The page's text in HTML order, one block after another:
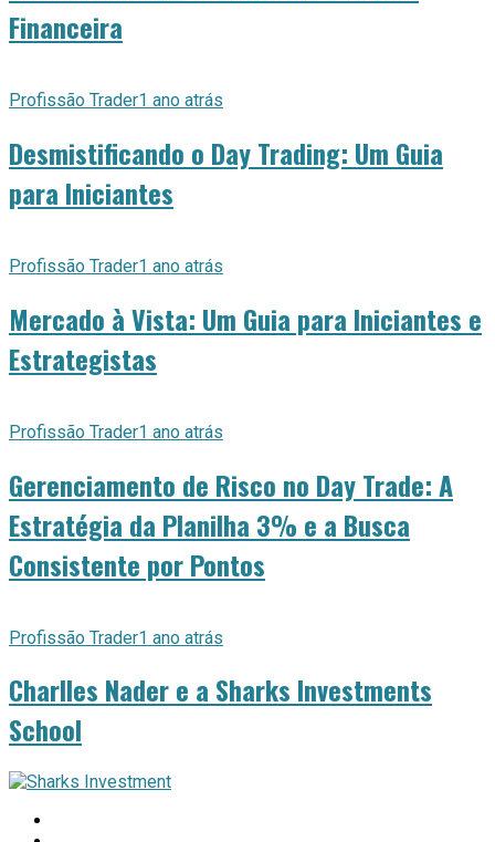
Financeira
Profissão Trader1 ano atrás
Desmistificando o Day Trading: Um Guia
para Iniciantes
Profissão Trader1 ano atrás
Mercado à Vista: Um Guia para Iniciantes e
Estrategistas
Profissão Trader1 ano atrás
Gerenciamento de Risco no Day Trade: A
Estratégia da Planilha 3% e a Busca
Consistente por Pontos
Profissão Trader1 ano atrás
Charlles Nader e a Sharks Investments
School